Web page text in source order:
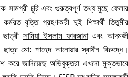
সামগ্রী চুরি এবং গুরুত্বপূর্ণ তথ্য মুছে ফেলার
বৃত্তি গ্রহণকারী দুই শিক্ষার্থী তিতুমীর
সামিয়া ইসলাম ফারজানা এবং আদমজী
ছাত্র মো: শাহেদ আনোয়ার স্বাধীন বিরুদ্ধে।
জানিয়েছে অভিযুক্তরা এখনো মুক্তভাবে